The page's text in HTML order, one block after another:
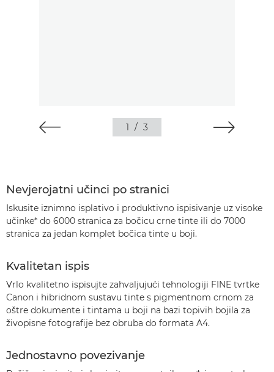
1 / 3
Nevjerojatni učinci po stranici
Iskusite iznimno isplativo i produktivno ispisivanje uz visoke
učinke* do 6000 stranica za bočicu crne tinte ili do 7000
stranica za jedan komplet bočica tinte u boji.
Kvalitetan ispis
Vrlo kvalitetno ispisujte zahvaljujući tehnologiji FINE tvrtke
Canon i hibridnom sustavu tinte s pigmentnom crnom za
oštre dokumente i tintama u boji na bazi topivih bojila za
živopisne fotografije bez obruba do formata A4.
Jednostavno povezivanje